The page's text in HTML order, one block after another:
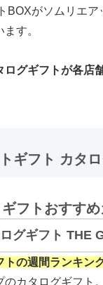
BOXがソムリエア
す。
ログギフトが各店
ギフト カタ
フトおすす
グギフト THE
トの週間ランキン
カタログギフト。